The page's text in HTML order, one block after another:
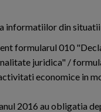
informatiilor din
formularul 010
juridica" /
economice in
2016 au obligatia